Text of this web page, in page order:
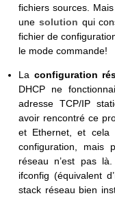
fichiers sources.
une solution qui
fichier de
le mode commande!
La configuration
DHCP ne
adresse TCP/IP
avoir rencontré ce
et Ethernet, et cela
configuration, mais
réseau n’est pas
ifconfig (équivalent
stack réseau bien